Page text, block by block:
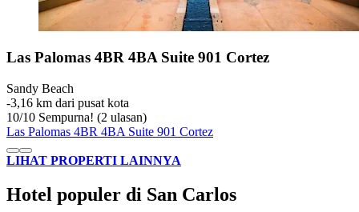
Las Palomas 4BR 4BA Suite 901 Cortez
Sandy Beach
‐3,16 km dari pusat kota
10/10 Sempurna! (2 ulasan)
Las Palomas 4BR 4BA Suite 901 Cortez
LIHAT PROPERTI LAINNYA
Hotel populer di San Carlos